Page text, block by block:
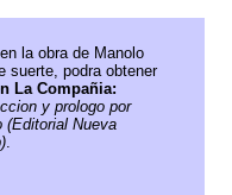
la obra de Manolo
suerte, podra obtener
La Compañia:
y prologo por
(Editorial Nueva
.